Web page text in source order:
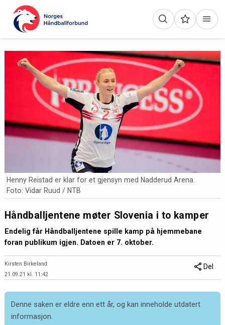
Henny Reistad er klar for et gjensyn med Nadderud Arena.
Foto: Vidar Ruud / NTB
Håndballjentene møter Slovenia i to kamper
Endelig får Håndballjentene spille kamp på hjemmebane
foran publikum igjen. Datoen er 7. oktober.
Kirsten Birkeland
21.09.21 kl. 11:42
Del
Denne saken er eldre enn ett år, og kan inneholde utdatert
informasjon.